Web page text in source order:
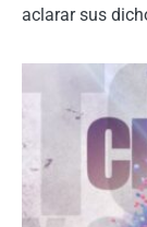
aclarar sus